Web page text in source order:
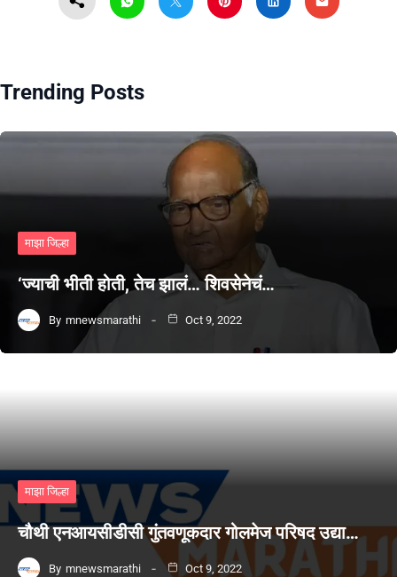
Trending Posts
माझा जिल्हा
‘ज्याची भीती होती, तेच झालं… शिवसेनेचं…
By mnewsmarathi Oct 9, 2022
माझा जिल्हा
चौथी एनआयसीडीसी गुंतवणूकदार गोलमेज परिषद उद्या…
By mnewsmarathi Oct 9, 2022